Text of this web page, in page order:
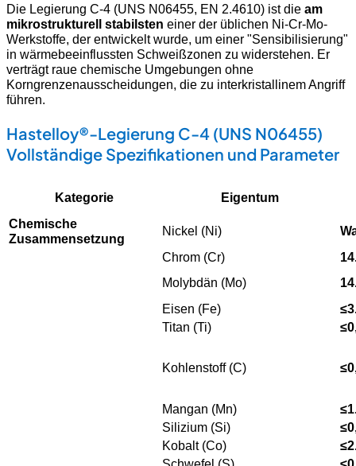
Die Legierung C-4 (UNS N06455, EN 2.4610) ist die am
mikrostrukturell stabilsten einer der üblichen Ni-Cr-Mo-
Werkstoffe, der entwickelt wurde, um einer "Sensibilisierung"
in wärmebeeinflussten Schweißzonen zu widerstehen. Er
verträgt raue chemische Umgebungen ohne
Korngrenzenausscheidungen, die zu interkristallinem Angriff
führen.
Hastelloy®-Legierung C-4 (UNS N06455)
Vollständige Spezifikationen und Parameter
Kategorie
Eigentum
Chemische
Zusammensetzung
Nickel (Ni)
Chrom (Cr)
Molybdän (Mo)
Eisen (Fe)
Titan (Ti)
Kohlenstoff (C)
Mangan (Mn)
Silizium (Si)
Kobalt (Co)